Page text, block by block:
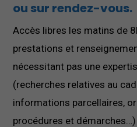
ou sur rendez-vous.
Accès libres les matins de
prestations et
nécessitant pas une
(recherches relatives au
informations parcellaires,
procédures et démarches…)